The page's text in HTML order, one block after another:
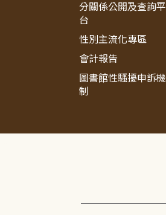
分關係公開及查詢平
台
性別主流化專區
會計報告
圖書館性騷擾申訴機
制